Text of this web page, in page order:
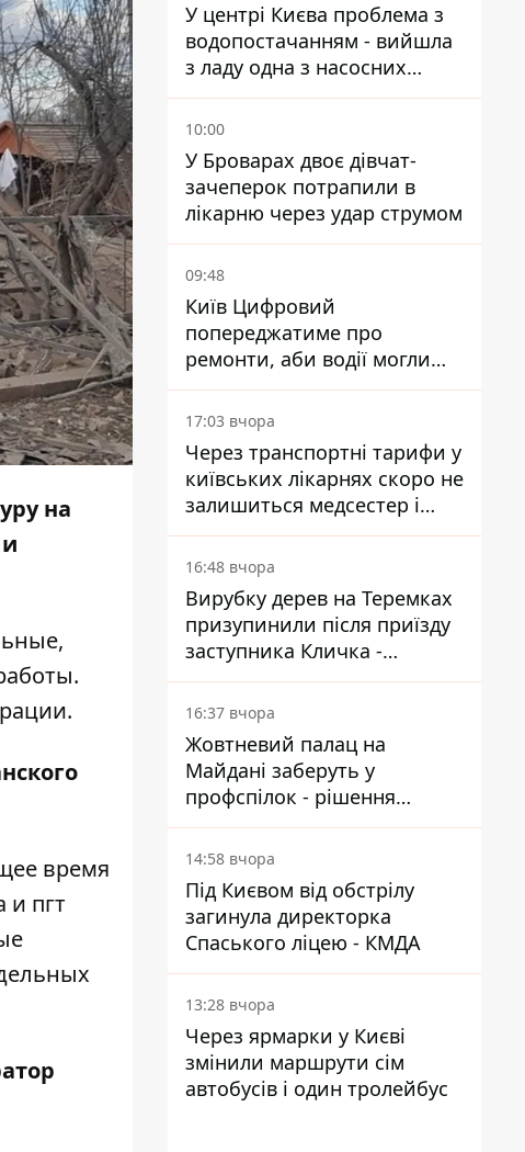
на
время
и пгт
У центрі Києва проблема з
водопостачанням - вийшла
з ладу одна з насосних
станцій
10:00
У Броварах двоє дівчат-
зачеперок потрапили в
лікарню через удар струмом
09:48
Київ Цифровий
попереджатиме про
ремонти, аби водії могли
уникати ділянок із заторами
17:03 вчора
Через транспортні тарифи у
київських лікарнях скоро не
залишиться медсестер і
санітарок - професор
Голубовська
16:48 вчора
Вирубку дерев на Теремках
призупинили після приїзду
заступника Кличка -
почався діалог
16:37 вчора
Жовтневий палац на
Майдані заберуть у
профспілок - рішення
Господарського суду
14:58 вчора
Під Києвом від обстрілу
загинула директорка
Спаського ліцею - КМДА
13:28 вчора
Через ярмарки у Києві
змінили маршрути сім
автобусів і один тролейбус